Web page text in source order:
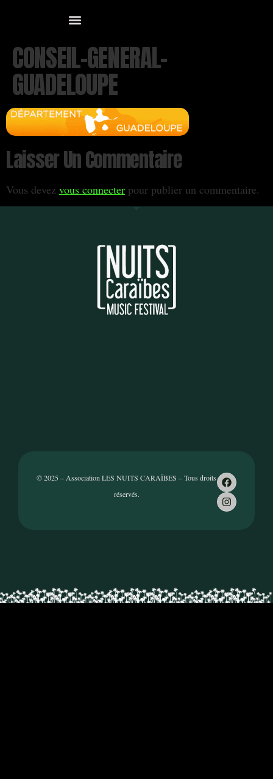
CONSEIL-GENERAL-
GUADELOUPE
Laisser Un Commentaire
Vous devez vous connecter pour publier un commentaire.
© 2025 – Association LES NUITS CARAÏBES – Tous droits
réservés.